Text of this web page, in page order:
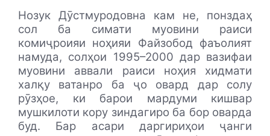
Нозук Дӯстмуродовна кам не, понздаҳ
сол ба симати муовини раиси
комиҷроияи ноҳияи Файзобод фаъолият
намуда, солҳои 1995–2000 дар вазифаи
муовини аввали раиси ноҳия хидмати
халқу ватанро ба ҷо овард дар солу
рӯзҳое, ки барои мардуми кишвар
мушкилоти кору зиндагиро ба бор оварда
буд. Бар асари даргириҳои ҷанги